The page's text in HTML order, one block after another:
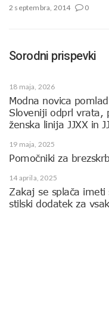
2 septembra, 2014 0
Sorodni prispevki
18 maja, 2026
Modna novica
Sloveniji odprl vrata,
ženska linija JJXX in
19 maja, 2025
Pomočniki za
14 aprila, 2025
Zakaj se splača
stilski dodatek za